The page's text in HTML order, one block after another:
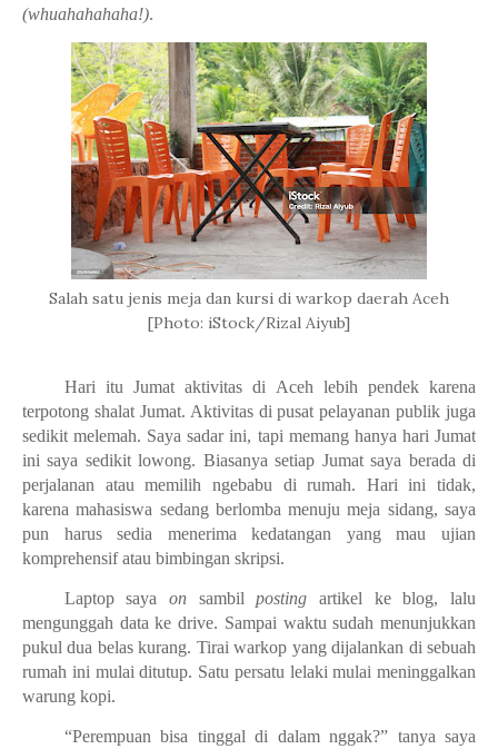
(whuahahahaha!).
Salah satu jenis meja dan kursi di warkop daerah Aceh
[Photo: iStock/Rizal Aiyub]
Hari itu Jumat aktivitas di Aceh lebih pendek karena
terpotong shalat Jumat. Aktivitas di pusat pelayanan publik juga
sedikit melemah. Saya sadar ini, tapi memang hanya hari Jumat
ini saya sedikit lowong. Biasanya setiap Jumat saya berada di
perjalanan atau memilih ngebabu di rumah. Hari ini tidak,
karena mahasiswa sedang berlomba menuju meja sidang, saya
pun harus sedia menerima kedatangan yang mau ujian
komprehensif atau bimbingan skripsi.
Laptop sayaon sambilpostingartikel ke blog, lalu
mengunggah data ke drive. Sampai waktu sudah menunjukkan
pukul dua belas kurang. Tirai warkop yang dijalankan di sebuah
rumah ini mulai ditutup. Satu persatu lelaki mulai meninggalkan
warung kopi.
“Perempuan bisa tinggal di dalam nggak?” tanya saya